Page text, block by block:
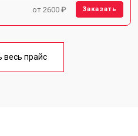
от 2600 ₽ Заказать
весь прайс